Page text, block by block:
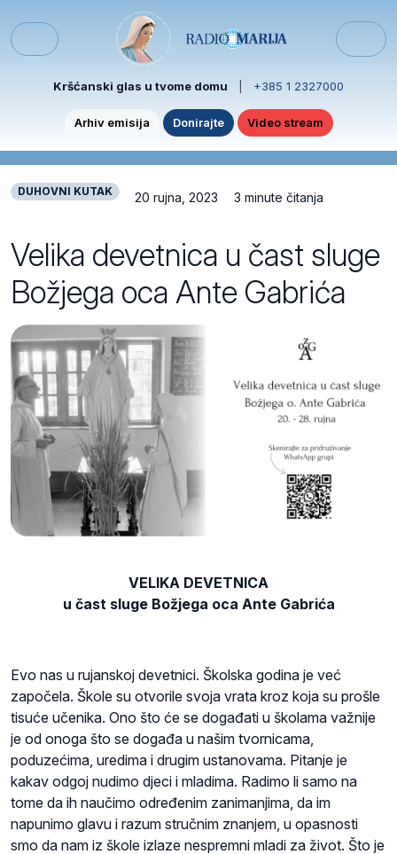
Menu
Kršćanski glas u tvome domu +385 1 2327000
Arhiv emisija Donirajte Video stream
DUHOVNI KUTAK 20 rujna, 2023 3 minute čitanja
Velika devetnica u čast sluge
Božjega oca Ante Gabrića
VELIKA DEVETNICA
u čast sluge Božjega oca Ante Gabrića
Evo nas u rujanskoj devetnici. Školska godina je već
započela. Škole su otvorile svoja vrata kroz koja su prošle
tisuće učenika. Ono što će se događati u školama važnije
je od onoga što se događa u našim tvornicama,
poduzećima, uredima i drugim ustanovama. Pitanje je
kakav odgoj nudimo djeci i mladima. Radimo li samo na
tome da ih naučimo određenim zanimanjima, da im
napunimo glavu i razum stručnim znanjem, u opasnosti
smo da nam iz škole izlaze nespremni mladi za život. Što je